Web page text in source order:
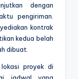
dengan
pengiriman.
kontrak
kedua belah
dibuat.
proyek di